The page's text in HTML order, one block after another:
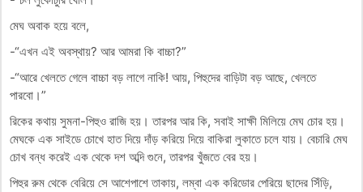
মেঘ অবাক হয়ে বলে,
-“এখন এই অবস্থায়? আর আমরা কি বাচ্চা?”
-“আরে খেলতে গেলে বাচ্চা বড় লাগে নাকি! আয়, পিহুদের বাড়িটা বড় আছে, খেলতে
পারবো।”
রিকের কথায় সুমনা-পিহুও রাজি হয়। তারপর আর কি, সবাই সাক্ষী মিলিয়ে মেঘ চোর হয়।
মেঘকে এক সাইডে চোখে হাত দিয়ে দাঁড় করিয়ে দিয়ে বাকিরা লুকাতে চলে যায়। বেচারি মেঘ
চোখ বন্ধ করেই এক থেকে দশ অব্দি গুনে, তারপর খুঁজতে বের হয়।
পিহুর রুম থেকে বেরিয়ে সে আশেপাশে তাকায়, লম্বা এক করিডোর পেরিয়ে ছাদের সিঁড়ি,